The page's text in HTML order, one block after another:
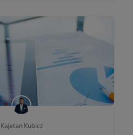
Kajetan Kubicz